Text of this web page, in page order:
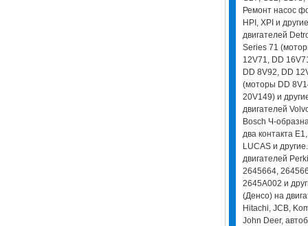
Ремонт насос
HPI, XPI и
двигателей
Series 71
12V71, DD
DD 8V92, DD
(моторы DD
20V149) и
двигателей
Bosch Ч-
два контакта
LUCAS и
двигателей
2645664,
2645A002 и
(Денсо) на
Hitachi, JCB,
John Deer,